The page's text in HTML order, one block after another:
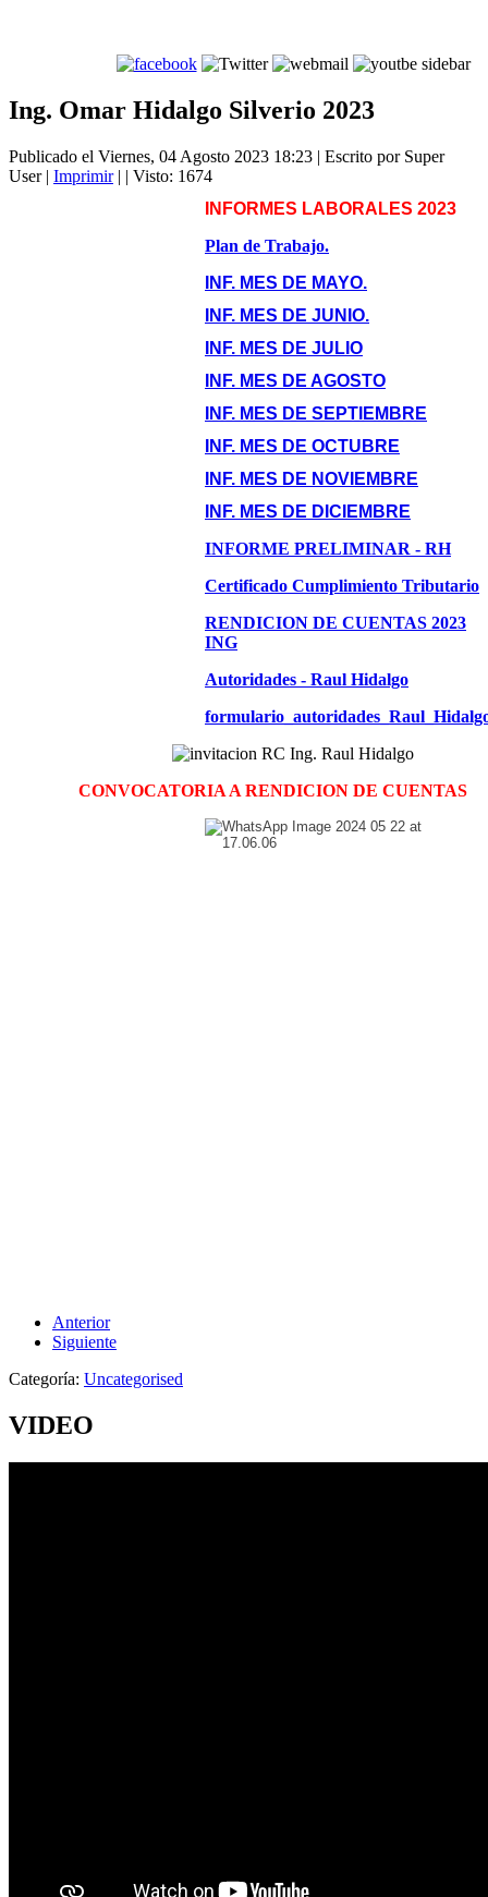
Ing. Omar Hidalgo Silverio 2023
Publicado el Viernes, 04 Agosto 2023 18:23 | Escrito por Super
User| Imprimir| | Visto: 1674
INFORMES LABORALES 2023
Plan de Trabajo.
INF. MES DE MAYO.
INF. MES DE JUNIO.
INF. MES DE JULIO
INF. MES DE AGOSTO
INF. MES DE SEPTIEMBRE
INF. MES DE OCTUBRE
INF. MES DE NOVIEMBRE
INF. MES DE DICIEMBRE
INFORME PRELIMINAR - RH
Certificado Cumplimiento Tributario
RENDICION DE CUENTAS 2023
ING
Autoridades - Raul Hidalgo
CONVOCATORIA A RENDICION DE CUENTAS
Anterior
Siguiente
Categoría: Uncategorised
VIDEO